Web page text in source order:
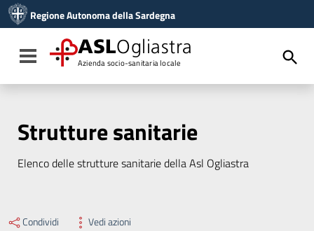
Vai al menu di navigazione
Vai al footer
Regione Autonoma della Sardegna
Toggle navigation
ASLOgliastra
Azienda socio-sanitaria locale
Strutture sanitarie
Elenco delle strutture sanitarie della Asl Ogliastra
Condividi Vedi azioni